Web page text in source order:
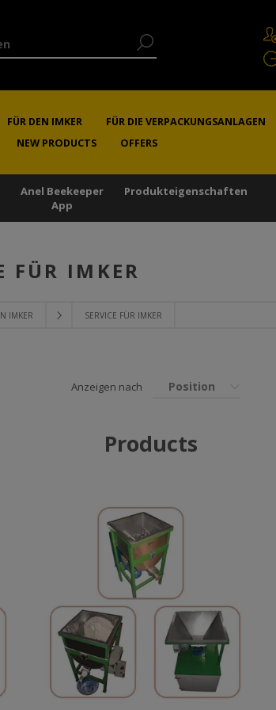
FÜR DEN IMKER FÜR DIE VERPACKUNGSANLAGEN
NEW PRODUCTS OFFERS
Anel Beekeeper
App
Produkteigenschaften
IMKER SERVICE FÜR IMKER
FÜR IMKER
Anzeigen nach Position
Products